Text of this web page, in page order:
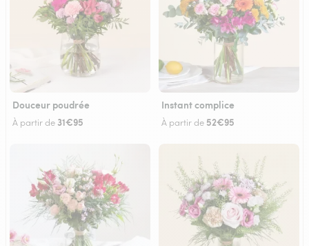
Douceur poudrée
À partir de 31€95
Instant complice
À partir de 52€95